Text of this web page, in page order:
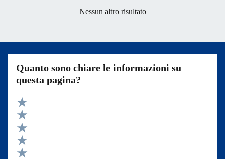
Nessun altro risultato
Quanto sono chiare le informazioni su
questa pagina?
Valuta 5 stelle su 5
Valuta 4 stelle su 5
Valuta 3 stelle su 5
Valuta 2 stelle su 5